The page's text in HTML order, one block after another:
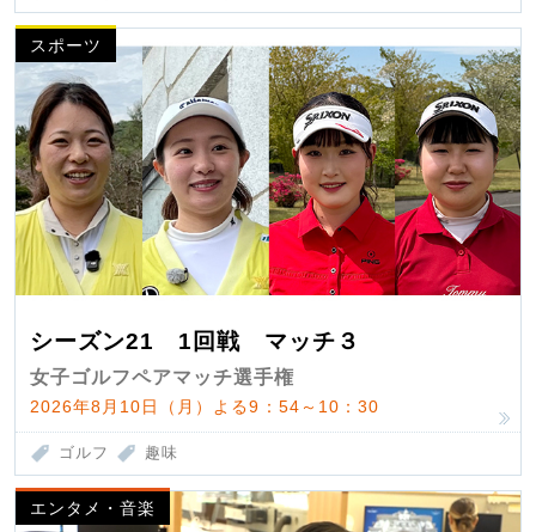
スポーツ
シーズン21 1回戦 マッチ３
女子ゴルフペアマッチ選手権
2026年8月10日（月）よる9：54～10：30
ゴルフ 趣味
エンタメ・音楽